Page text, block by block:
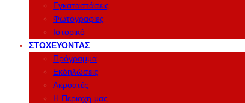
Εγκαταστάσεις
Φωτογραφίες
Ιστορικό
ΣΤΟΧΕΎΟΝΤΑΣ
Πρόγραμμα
Εκδηλώσεις
Ακροατές
Η Περιοχη μας